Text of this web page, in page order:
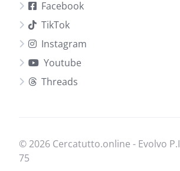
Facebook
TikTok
Instagram
Youtube
Threads
© 2026 Cercatutto.online - Evolvo
75